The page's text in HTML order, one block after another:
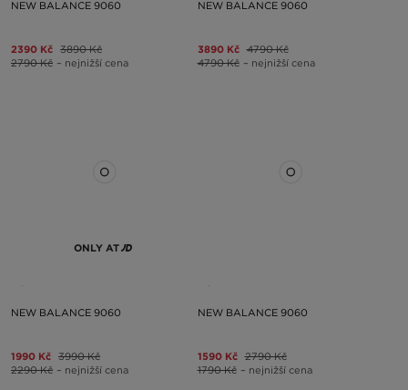
NEW BALANCE 9060
2390 Kč 3890 Kč
2790 Kč – nejnižší cena
NEW BALANCE 9060
3890 Kč 4790 Kč
4790 Kč – nejnižší cena
ONLY AT
NEW BALANCE 9060
1990 Kč 3990 Kč
2290 Kč – nejnižší cena
NEW BALANCE 9060
1590 Kč 2790 Kč
1790 Kč – nejnižší cena